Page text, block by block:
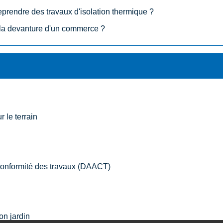
des travaux d'isolation thermique ?
devanture d'un commerce ?
le terrain
des travaux (DAACT)
jardin